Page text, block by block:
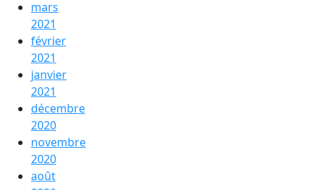
mars
2021
février
2021
janvier
2021
décembre
2020
novembre
2020
août